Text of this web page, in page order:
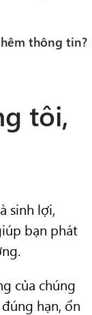
thông tin?
tôi,
sinh lợi,
bạn phát
của chúng
hạn, ổn